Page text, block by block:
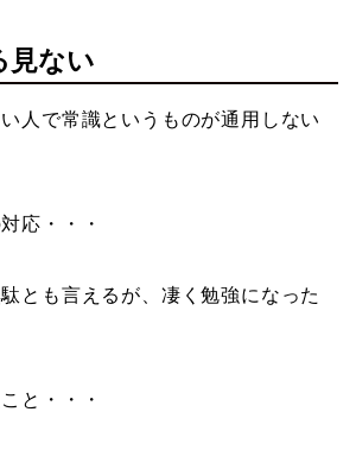
見ない
人で常識というものが通用しない
応・・・
とも言えるが、凄く勉強になった
と・・・